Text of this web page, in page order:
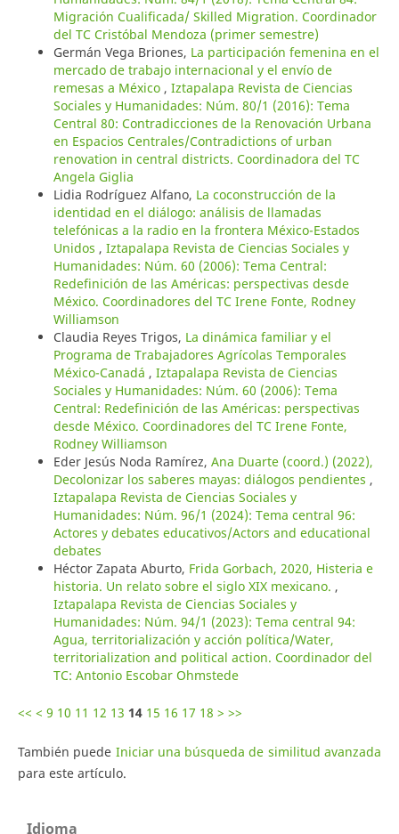
Migración Cualificada/ Skilled Migration. Coordinador
del TC Cristóbal Mendoza (primer semestre)
Germán Vega Briones, La participación femenina en el
mercado de trabajo internacional y el envío de
remesas a México , Iztapalapa Revista de Ciencias
Sociales y Humanidades: Núm. 80/1 (2016): Tema
Central 80: Contradicciones de la Renovación Urbana
en Espacios Centrales/Contradictions of urban
renovation in central districts. Coordinadora del TC
Angela Giglia
Lidia Rodríguez Alfano, La coconstrucción de la
identidad en el diálogo: análisis de llamadas
telefónicas a la radio en la frontera México-Estados
Unidos , Iztapalapa Revista de Ciencias Sociales y
Humanidades: Núm. 60 (2006): Tema Central:
Redefinición de las Américas: perspectivas desde
México. Coordinadores del TC Irene Fonte, Rodney
Williamson
Claudia Reyes Trigos, La dinámica familiar y el
Programa de Trabajadores Agrícolas Temporales
México-Canadá , Iztapalapa Revista de Ciencias
Sociales y Humanidades: Núm. 60 (2006): Tema
Central: Redefinición de las Américas: perspectivas
desde México. Coordinadores del TC Irene Fonte,
Rodney Williamson
Eder Jesús Noda Ramírez, Ana Duarte (coord.) (2022),
Decolonizar los saberes mayas: diálogos pendientes ,
Iztapalapa Revista de Ciencias Sociales y
Humanidades: Núm. 96/1 (2024): Tema central 96:
Actores y debates educativos/Actors and educational
debates
Héctor Zapata Aburto, Frida Gorbach, 2020, Histeria e
historia. Un relato sobre el siglo XIX mexicano. ,
Iztapalapa Revista de Ciencias Sociales y
Humanidades: Núm. 94/1 (2023): Tema central 94:
Agua, territorialización y acción política/Water,
territorialization and political action. Coordinador del
TC: Antonio Escobar Ohmstede
<< < 9 10 11 12 13 14 15 16 17 18 > >>
También puede Iniciar una búsqueda de similitud avanzada
para este artículo.
Idioma